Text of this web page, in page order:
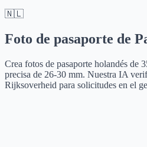
🇳🇱
Foto de pasaporte de
Crea fotos de pasaporte holandés de
precisa de 26-30 mm. Nuestra IA
Rijksoverheid para solicitudes en el